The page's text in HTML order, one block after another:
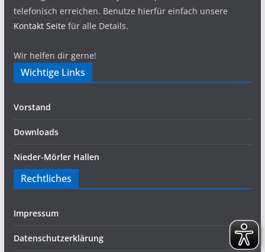
telefonisch erreichen. Benutze hierfür einfach unsere
Kontakt Seite für alle Details.
Wir helfen dir gerne!
Wichtige Links
Vorstand
Downloads
Nieder-Mörler Hallen
Rechtliches
Impressum
Datenschutzerklärung